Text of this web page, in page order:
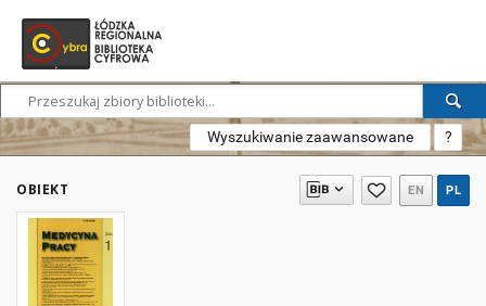
Wyszukiwanie zaawansowane ?
OBIEKT EN PL